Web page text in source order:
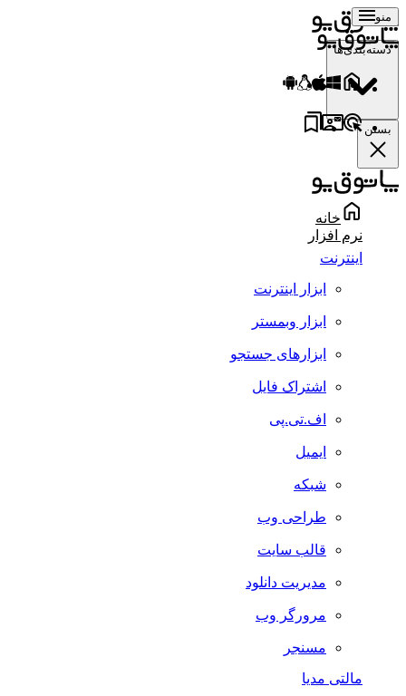
منو
دسته‌بندی‌ها
بستن
خانه
نرم افزار
اینترنت
ابزار اینترنت
ابزار وبمستر
ابزارهای جستجو
اشتراک فایل
اف.تی.پی
ایمیل
شبکه
طراحی وب
قالب سایت
مدیریت دانلود
مرورگر وب
مسنجر
مالتی مدیا